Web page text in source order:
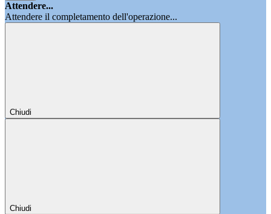
Attendere...
Attendere il completamento dell'operazione...
Chiudi
Chiudi